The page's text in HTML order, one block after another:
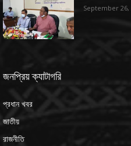
September 26,
জনপ্রিয় ক্যাটাগরি
প্রধান খবর
জাতীয়
রাজনীতি